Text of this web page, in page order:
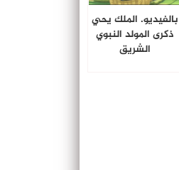
بالفيديو. الملك يحي
ذكرى المولد النبوي
الشريق